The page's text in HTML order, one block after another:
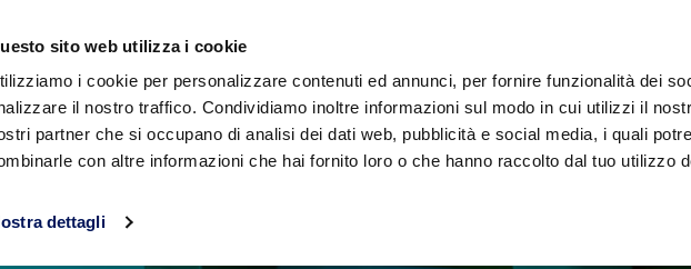
sito web utilizza i cookie
i cookie per personalizzare contenuti ed annunci, per fornire funzionalità dei
il nostro traffico. Condividiamo inoltre informazioni sul modo in cui utilizzi il
partner che si occupano di analisi dei dati web, pubblicità e social media, i quali
con altre informazioni che hai fornito loro o che hanno raccolto dal tuo utilizzo
dettagli
PRODOTTI AREA DOWNLOAD TECNOLOGIA E AMBIENTE